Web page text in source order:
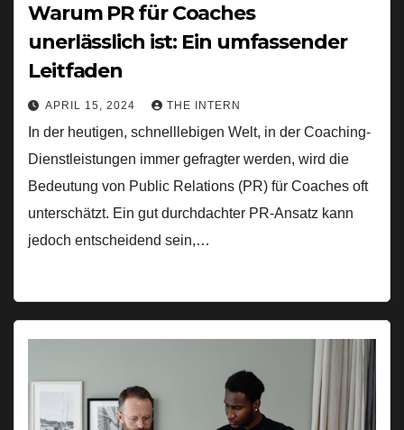
Warum PR für Coaches
unerlässlich ist: Ein umfassender
Leitfaden
APRIL 15, 2024 THE INTERN
In der heutigen, schnelllebigen Welt, in der Coaching-
Dienstleistungen immer gefragter werden, wird die
Bedeutung von Public Relations (PR) für Coaches oft
unterschätzt. Ein gut durchdachter PR-Ansatz kann
jedoch entscheidend sein,…